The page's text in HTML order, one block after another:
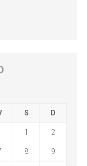
S D
1 2
8 9